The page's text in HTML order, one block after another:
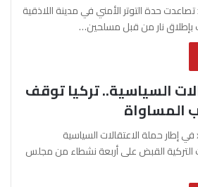
سوز خليل ـ xeber24.net تصاعدت حدة التوتر الأمني في مدينة اللاذقية
بإطلاق نار من قبل مسلحين…
السياسية.. تركيا توقف
آفرين علو ـ xeber24.net في إطار حملة الاعتقالات السياسية
التركية القبض على أربعة نشطاء من مجلس